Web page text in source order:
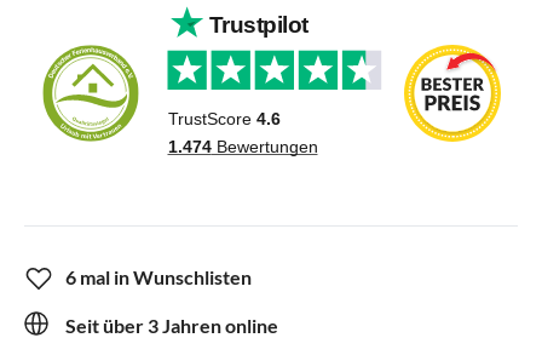
6 mal in Wunschlisten
Seit über 3 Jahren online